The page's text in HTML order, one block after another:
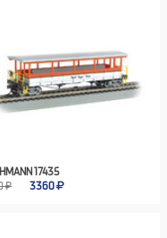
17435
₽
3360